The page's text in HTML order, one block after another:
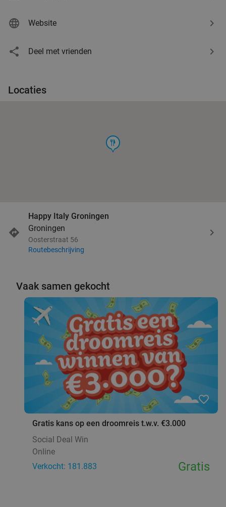
Website
Deel met vrienden
Locaties
food
Happy Italy Groningen
Groningen
Oosterstraat 56
Routebeschrijving
Vaak samen gekocht
favorite_border
Gratis kans op een droomreis t.w.v. €3.000
Social Deal Win
Online
Verkocht: 181.883
Gratis